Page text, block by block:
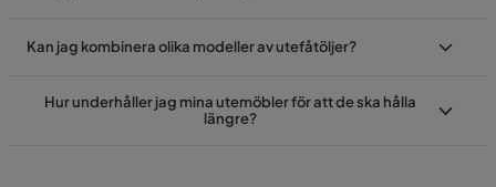
Kan jag kombinera olika modeller av utefåtöljer?
Hur underhåller jag mina utemöbler för att de ska hålla
längre?